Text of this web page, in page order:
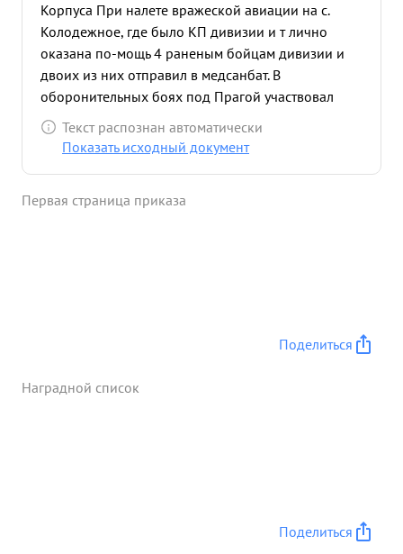
Корпуса При налете вражеской авиации на с.
Колодежное, где было КП дивизии и т лично
оказана по-мощь 4 раненым бойцам дивизии и
двоих из них отправил в медсанбат. В
оборонительных боях под Прагой участвовал
создании жестной обороны на участке 282 с п где
рыя траншеи на переднем крае обороны. Работая
подготовил для. передачи партию. чтой ...»
Текст распознан автоматически
Показать исходный документ
Первая страница приказа
Поделиться
Наградной список
Поделиться